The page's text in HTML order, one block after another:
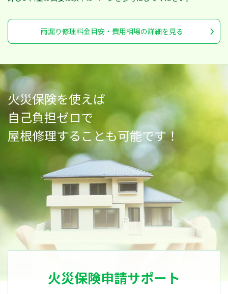
雨漏り修理料金目安・費用相場の詳細を見る
火災保険を使えば
自己負担ゼロで
屋根修理することも可能です！
火災保険申請サポート